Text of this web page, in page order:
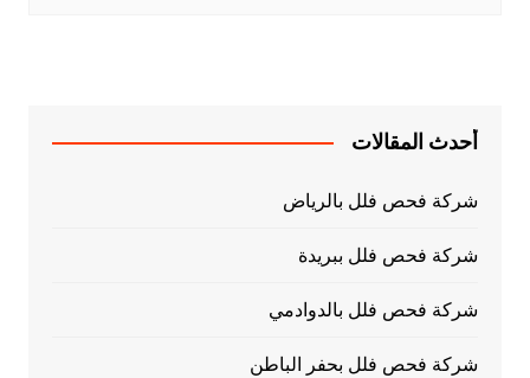
أحدث المقالات
شركة فحص فلل بالرياض
شركة فحص فلل ببريدة
شركة فحص فلل بالدوادمي
شركة فحص فلل بحفر الباطن